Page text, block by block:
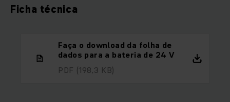
Ficha técnica
Faça o download da folha de
dados para a bateria de 24 V
PDF (198,3 KB)